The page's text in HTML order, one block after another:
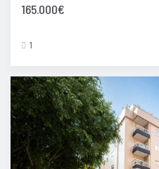
165.000€
1